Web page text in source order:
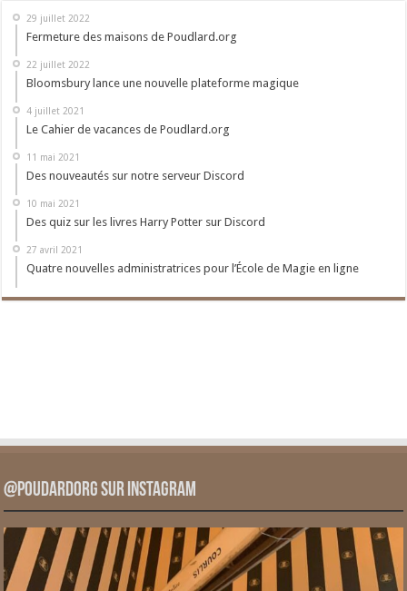
29 juillet 2022
Fermeture des maisons de Poudlard.org
22 juillet 2022
Bloomsbury lance une nouvelle plateforme magique
4 juillet 2021
Le Cahier de vacances de Poudlard.org
11 mai 2021
Des nouveautés sur notre serveur Discord
10 mai 2021
Des quiz sur les livres Harry Potter sur Discord
27 avril 2021
Quatre nouvelles administratrices pour l’École de Magie en ligne
@PoudardOrg sur Instagram